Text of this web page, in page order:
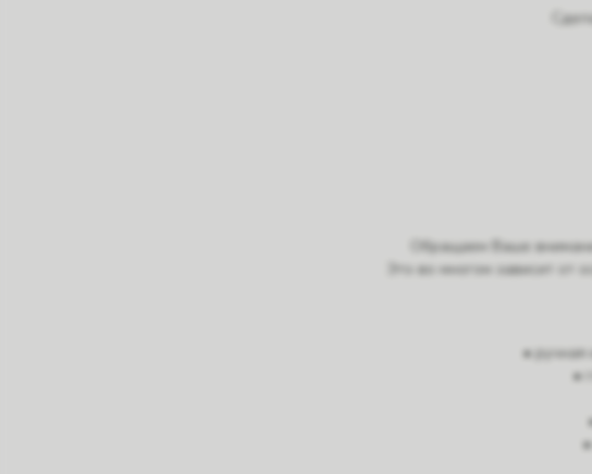
Обращаем Ваше
Это во многом зависит от
• ручная
•